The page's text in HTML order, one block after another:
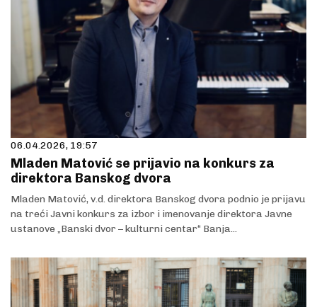
06.04.2026, 19:57
Mladen Matović se prijavio na konkurs za
direktora Banskog dvora
Mladen Matović, v.d. direktora Banskog dvora podnio je prijavu
na treći Javni konkurs za izbor i imenovanje direktora Javne
ustanove „Banski dvor – kulturni centar“ Banja...